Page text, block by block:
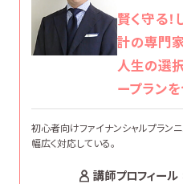
賢く守る！
計の専門
人生の選
ープランを
初心者向けファイナンシャルプラン
幅広く対応している。
講師プロフィール